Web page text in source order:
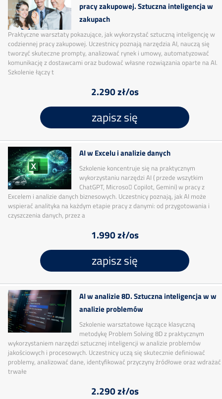
pracy zakupowej. Sztuczna inteligencja w
zakupach
Praktyczne warsztaty pokazujące, jak wykorzystać sztuczną inteligencję w
codziennej pracy zakupowej. Uczestnicy poznają narzędzia AI, nauczą się
tworzyć skuteczne prompty, analizować rynek i umowy, automatyzować
komunikację z dostawcami oraz budować własne rozwiązania oparte na AI.
Szkolenie łączy t
2.290 zł/os
zapisz się
AI w Excelu i analizie danych
Szkolenie koncentruje się na praktycznym
wykorzystaniu narzędzi AI ( przede wszytkim
ChatGPT, Microso􀅌 Copilot, Gemini) w pracy z
Excelem i analizie danych biznesowych. Uczestnicy poznają, jak AI może
wspierać analityka na każdym etapie pracy z danymi: od przygotowania i
czyszczenia danych, przez a
1.990 zł/os
zapisz się
AI w analizie 8D. Sztuczna inteligencja w w
analizie problemów
Szkolenie warsztatowe łączące klasyczną
metodykę Problem Solving 8D z praktycznym
wykorzystaniem narzędzi sztucznej inteligencji w analizie problemów
jakościowych i procesowych. Uczestnicy uczą się skutecznie definiować
problemy, analizować dane, identyfikować przyczyny źródłowe oraz wdrażać
trwałe
2.290 zł/os